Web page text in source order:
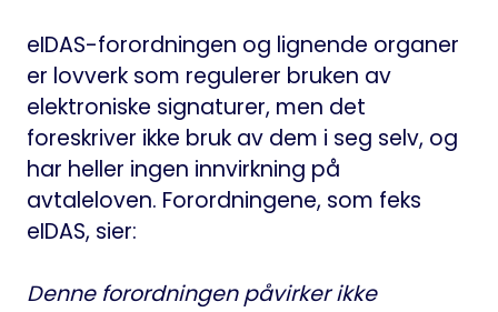
eIDAS-forordningen og lignende organer
er lovverk som regulerer bruken av
elektroniske signaturer, men det
foreskriver ikke bruk av dem i seg selv, og
har heller ingen innvirkning på
avtaleloven. Forordningene, som feks
eIDAS, sier:
Denne forordningen påvirker ikke